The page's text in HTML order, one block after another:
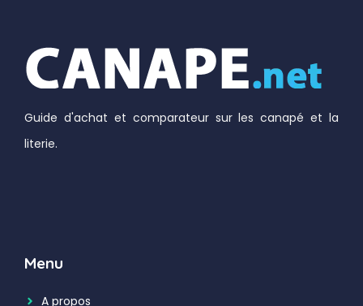
Guide d'achat et comparateur sur les canapé et la
literie.
Menu
A propos